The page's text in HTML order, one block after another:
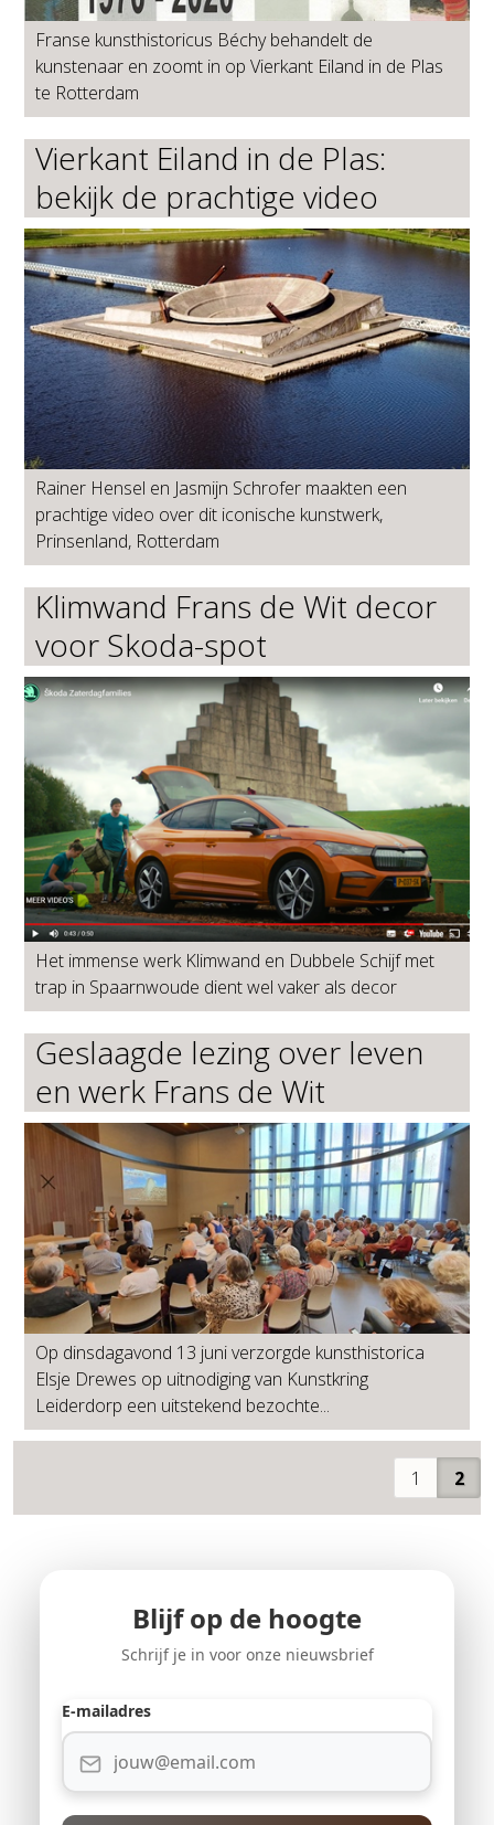
Franse kunsthistoricus Béchy behandelt de
kunstenaar en zoomt in op Vierkant Eiland in de Plas
te Rotterdam
Vierkant Eiland in de Plas:
bekijk de prachtige video
Rainer Hensel en Jasmijn Schrofer maakten een
prachtige video over dit iconische kunstwerk,
Prinsenland, Rotterdam
Klimwand Frans de Wit decor
voor Skoda-spot
Het immense werk Klimwand en Dubbele Schijf met
trap in Spaarnwoude dient wel vaker als decor
Geslaagde lezing over leven
en werk Frans de Wit
Op dinsdagavond 13 juni verzorgde kunsthistorica
Elsje Drewes op uitnodiging van Kunstkring
Leiderdorp een uitstekend bezochte...
1 2
Blijf op de hoogte
Schrijf je in voor onze nieuwsbrief
E-mailadres